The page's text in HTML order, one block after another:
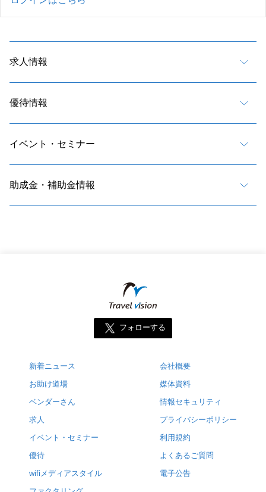
求人情報
優待情報
イベント・セミナー
助成金・補助金情報
フォローする
新着ニュース
お助け道場
ベンダーさん
求人
イベント・セミナー
優待
wifiメディアスタイル
会社概要
媒体資料
情報セキュリティ
プライバシーポリシー
利用規約
よくあるご質問
電子公告